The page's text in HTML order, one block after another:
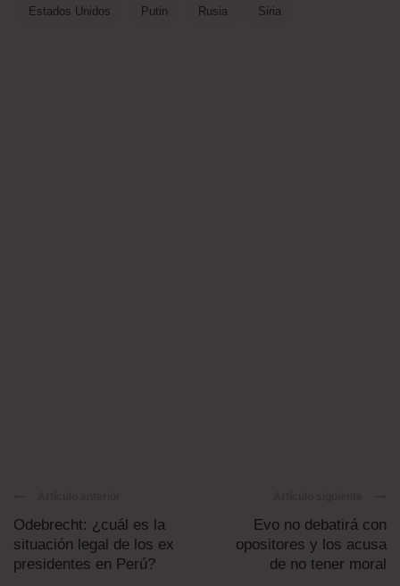
Estados Unidos Putin Rusia Siria
Odebrecht: ¿cuál es la
situación legal de los ex
presidentes en Perú?
Evo no debatirá con
opositores y los acusa
de no tener moral